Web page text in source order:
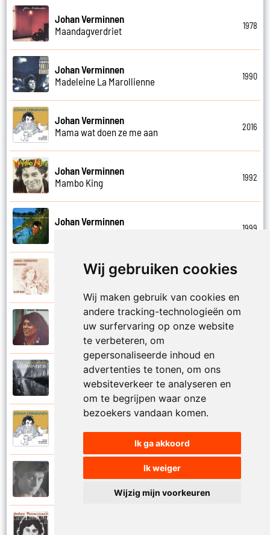
Wij gebruiken cookies
Wij maken gebruik van cookies en
andere tracking-technologieën om
uw surfervaring op onze website
te verbeteren, om
gepersonaliseerde inhoud en
advertenties te tonen, om ons
websiteverkeer te analyseren en
om te begrijpen waar onze
bezoekers vandaan komen.
Ik ga akkoord
Ik weiger
Wijzig mijn voorkeuren
Johan Verminnen
Maandagverdriet
1978
Johan Verminnen
Madeleine La Marollienne
1990
Johan Verminnen
Mama wat doen ze me aan
2016
Johan Verminnen
Mambo King
1992
Johan Verminnen
1999
Johan Verminnen
Johan Verminnen
Johan Verminnen
Mayday
Meer dan zestig